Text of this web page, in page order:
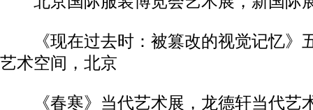
《现在过去时：被篡改的视觉记忆》
艺术空间，北京
《春寒》当代艺术展，龙德轩当代艺